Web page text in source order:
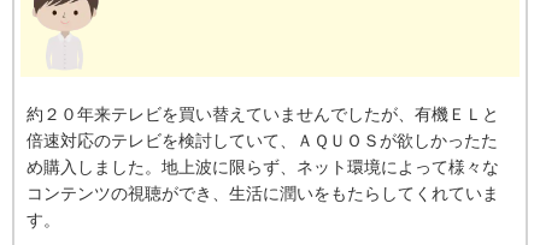
約２０年来テレビを買い替えていませんでしたが、有機ＥＬと
倍速対応のテレビを検討していて、ＡＱＵＯＳが欲しかったた
め購入しました。地上波に限らず、ネット環境によって様々な
コンテンツの視聴ができ、生活に潤いをもたらしてくれていま
す。